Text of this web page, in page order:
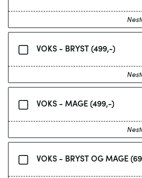
VOKS - BRYST (499,-)
VOKS - MAGE (499,-)
VOKS - BRYST OG MAGE